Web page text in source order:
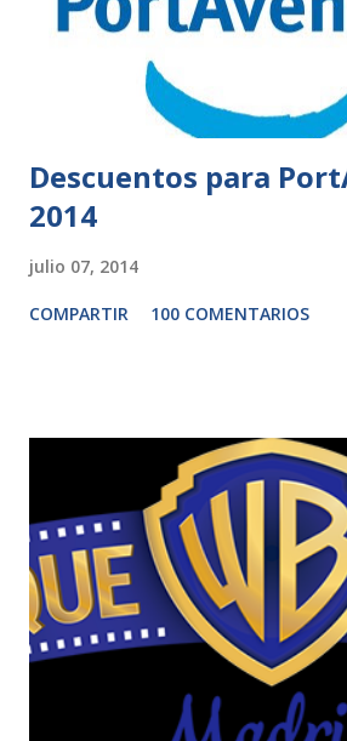
Descuentos para
2014
julio 07, 2014
COMPARTIR 100 COMENTARIOS